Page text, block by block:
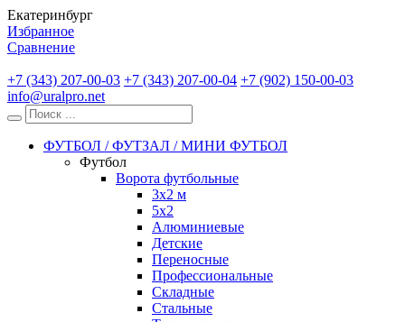
Екатеринбург
Избранное
Сравнение
+7 (343) 207-00-03 +7 (343) 207-00-04 +7 (902) 150-00-03
info@uralpro.net
ФУТБОЛ / ФУТЗАЛ / МИНИ ФУТБОЛ
Футбол
Ворота футбольные
3х2 м
5х2
Алюминиевые
Детские
Переносные
Профессиональные
Складные
Стальные